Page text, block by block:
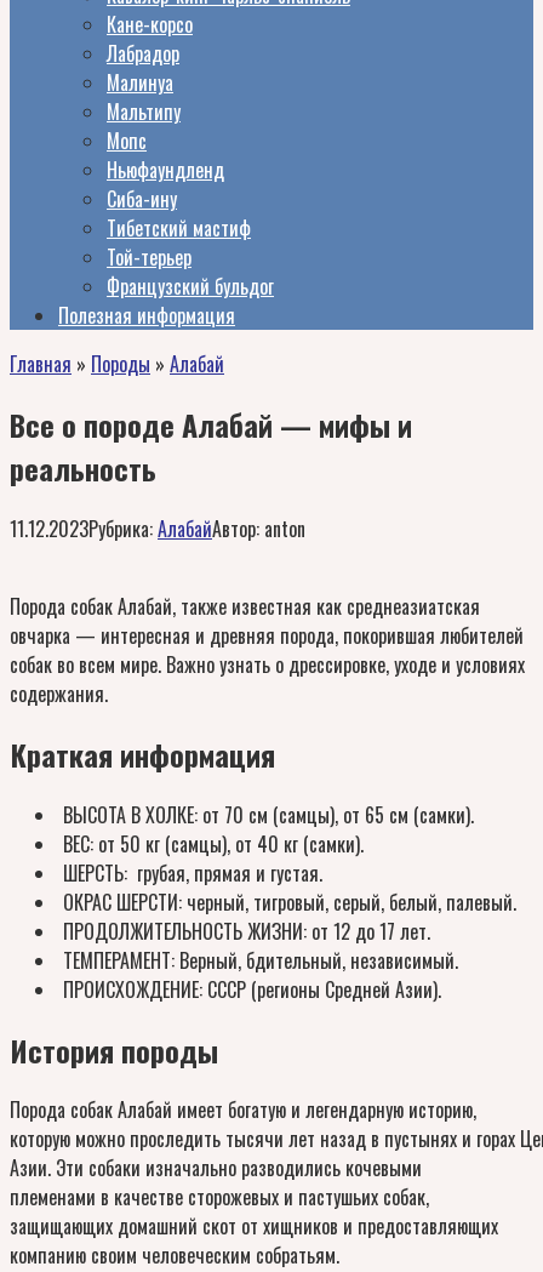
Кане-корсо
Лабрадор
Малинуа
Мальтипу
Мопс
Ньюфаундленд
Сиба-ину
Тибетский мастиф
Той-терьер
Французский бульдог
Полезная информация
Главная » Породы » Алабай
Все о породе Алабай — мифы и
реальность
11.12.2023Рубрика:АлабайАвтор: anton
Порода собак Алабай, также известная как среднеазиатская
овчарка — интересная и древняя порода, покорившая любителей
собак во всем мире. Важно узнать о дрессировке, уходе и условиях
содержания.
Краткая информация
ВЫСОТА В ХОЛКЕ: от 70 см (самцы), от 65 см (самки).
ВЕС: от 50 кг (самцы), от 40 кг (самки).
ШЕРСТЬ: грубая, прямая и густая.
ОКРАС ШЕРСТИ: черный, тигровый, серый, белый, палевый.
ПРОДОЛЖИТЕЛЬНОСТЬ ЖИЗНИ: от 12 до 17 лет.
ТЕМПЕРАМЕНТ: Верный, бдительный, независимый.
ПРОИСХОЖДЕНИЕ: СССР (регионы Средней Азии).
История породы
Порода собак Алабай имеет богатую и легендарную историю,
которую можно проследить тысячи лет назад в пустынях и горах
Азии. Эти собаки изначально разводились кочевыми
племенами в качестве сторожевых и пастушьих собак,
защищающих домашний скот от хищников и предоставляющих
компанию своим человеческим собратьям.